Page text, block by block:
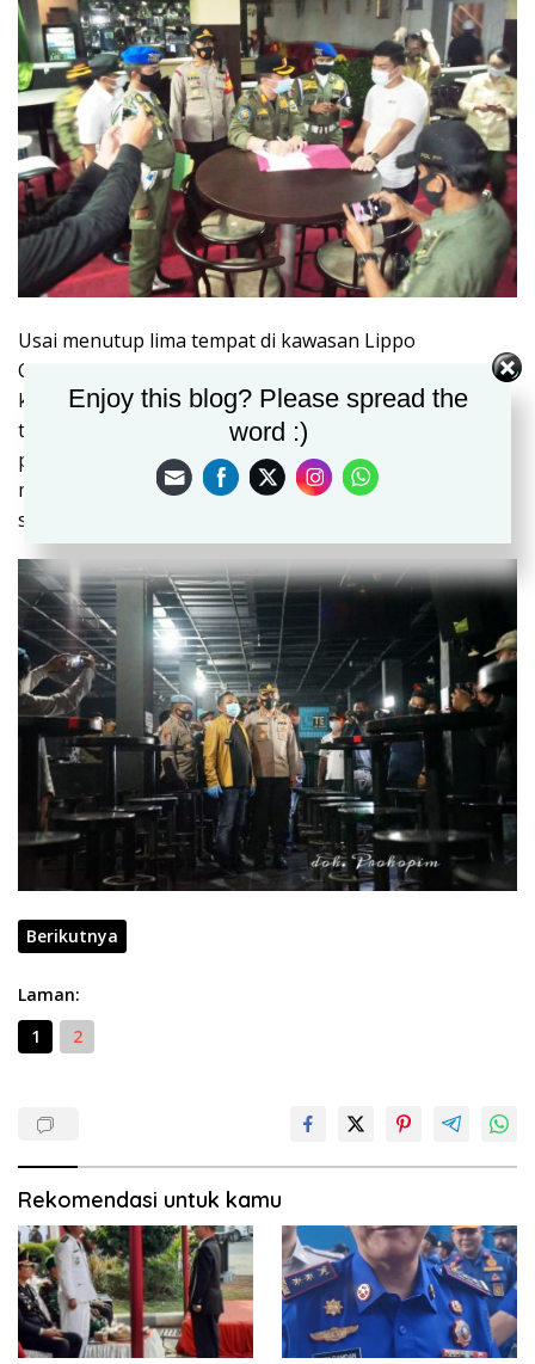
Usai menutup lima tempat di kawasan Lippo
Cikarang,petugas gugus covid kembali mendatangi
kawasan Cikarang sqoere,dengan kembali menutup
tempat spa dan hotel grend surya,di tempat tersebut
petugas juga langsung melakukan penyegelan dan
meminta pengelola untuk tidak membuka usahanya
sementara.
Berikutnya
Laman:
1
2
Rekomendasi untuk kamu
Enjoy this blog? Please spread the
word :)